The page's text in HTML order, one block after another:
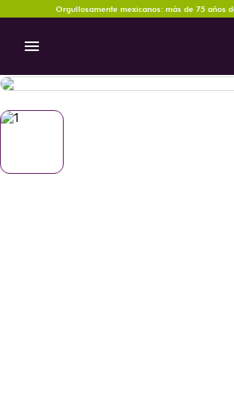
Orgullosamente mexicanos: más de 75 años